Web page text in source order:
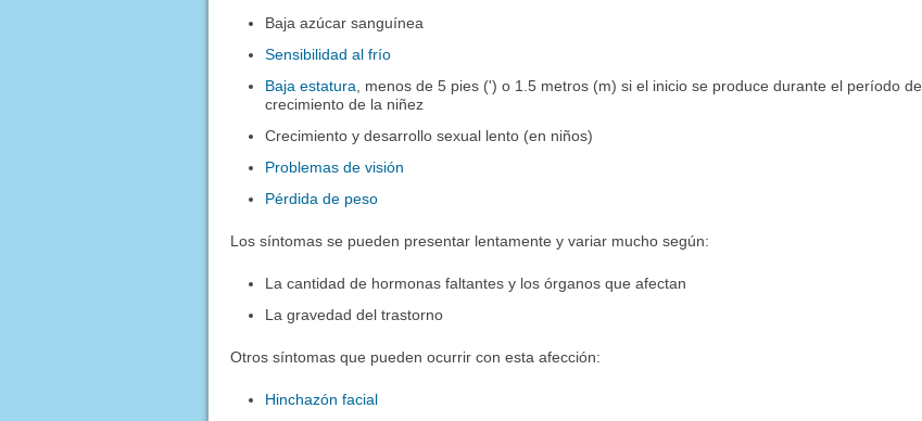
Baja azúcar sanguínea
Sensibilidad al frío
Baja estatura, menos de 5 pies (') o 1.5 metros (m) si el inicio se produce durante el período de
crecimiento de la niñez
Crecimiento y desarrollo sexual lento (en niños)
Problemas de visión
Pérdida de peso
Los síntomas se pueden presentar lentamente y variar mucho según:
La cantidad de hormonas faltantes y los órganos que afectan
La gravedad del trastorno
Otros síntomas que pueden ocurrir con esta afección:
Hinchazón facial